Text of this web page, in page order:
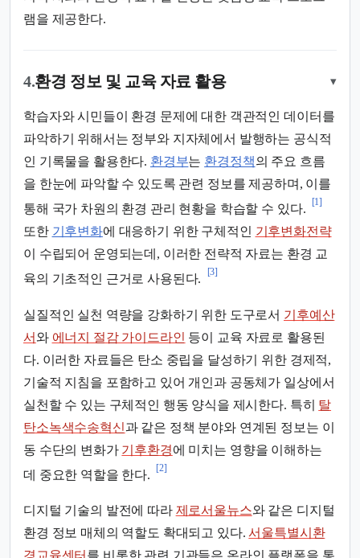
램을 제공한다.
4.환경 정보 및 교육 자료 활용 ▾
학습자와 시민들이 환경 문제에 대한 객관적인 데이터를
파악하기 위해서는 정부와 지자체에서 발행하는 공식적
인 기록물을 활용한다. 환경부는 환경정책의 주요 흐름
을 한눈에 파악할 수 있도록 관련 정보를 제공하며, 이를
통해 국가 차원의 환경 관리 현황을 학습할 수 있다.
[1]
또한 기후변화에 대응하기 위한 구체적인 기후변화전략
이 수립되어 운영되는데, 이러한 전략적 자료는 환경 교
육의 기초적인 근거로 사용된다.
[3]
실질적인 실천 역량을 강화하기 위한 도구로서 기후예산
서 와 에너지 절감 가이드라인 등이 교육 자료로 활용된
다. 이러한 자료들은 탄소 중립을 달성하기 위한 경제적,
기술적 지침을 포함하고 있어 개인과 공동체가 일상에서
실천할 수 있는 구체적인 행동 양식을 제시한다. 특히 탈
탄소녹색수송혁신과 같은 정책 분야와 연계된 정보는 이
동 수단의 변화가 기후환경에 미치는 영향을 이해하는
데 중요한 역할을 한다.
[2]
디지털 기술의 발전에 따라 제로서울뉴스와 같은 디지털
환경 정보 매체의 역할도 확대되고 있다.서울특별시환
경교육센터 를 비롯한 관련 기관들은 온라인 플랫폼을 통